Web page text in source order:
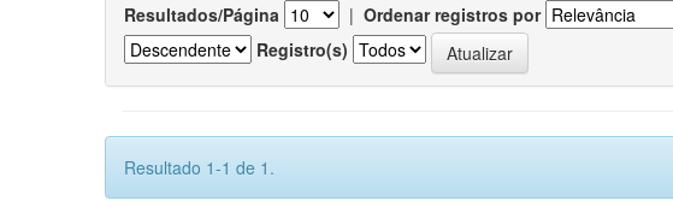
Resultados/Página | Ordenar registros por
Registro(s)
Resultado 1-1 de 1.